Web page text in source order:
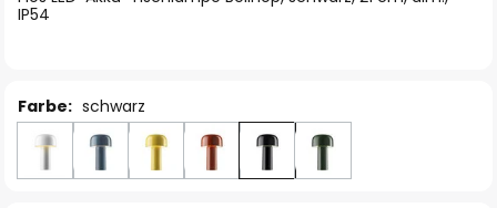
IP54
Farbe: schwarz